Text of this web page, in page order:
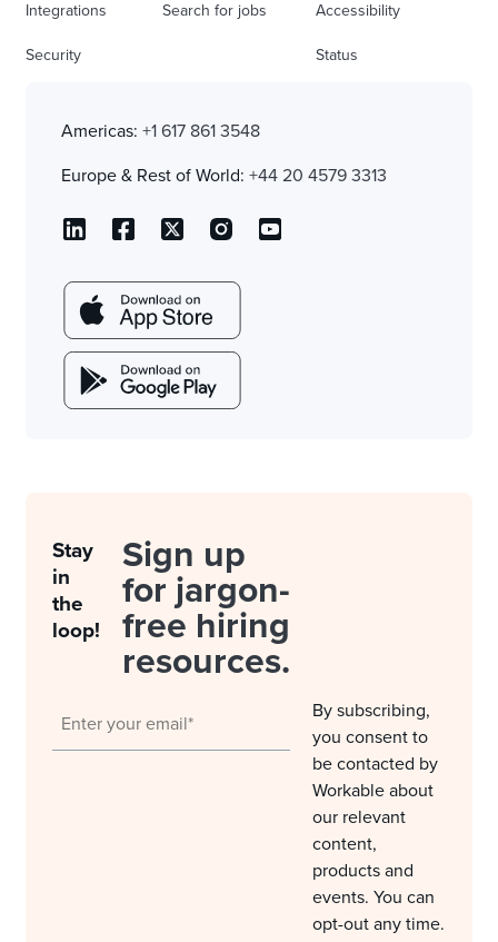
Integrations
Security
Search for jobs Accessibility
Status
Americas: +1 617 861 3548
Europe & Rest of World: +44 20 4579 3313
Stay
in
the
loop!
Sign up
for jargon-
free hiring
resources.
By subscribing,
you consent to
be contacted by
Workable about
our relevant
content,
products and
events. You can
opt-out any time.